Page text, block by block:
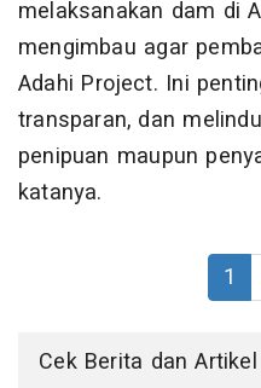
melaksanakan dam di
mengimbau agar
Adahi Project. Ini
transparan, dan
penipuan maupun
katanya.
1
Cek Berita dan